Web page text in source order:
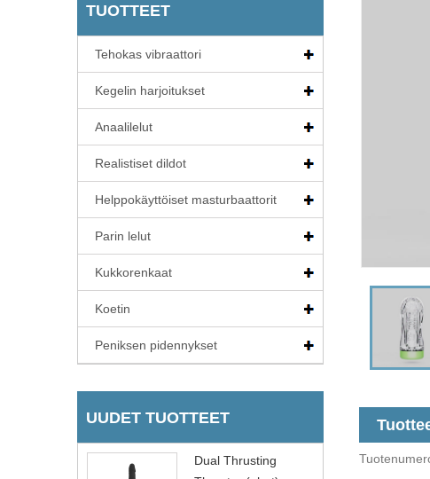
TUOTTEET
Tehokas vibraattori
Kegelin harjoitukset
Anaalilelut
Realistiset dildot
Helppokäyttöiset masturbaattorit
Parin lelut
Kukkorenkaat
Koetin
Peniksen pidennykset
UUDET TUOTTEET
Dual Thrusting